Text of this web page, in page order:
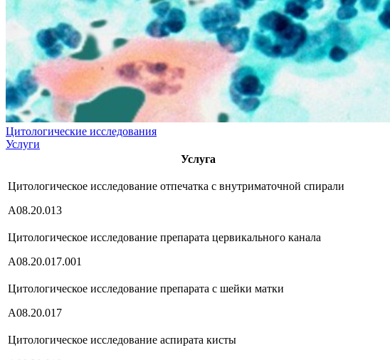
Цитологические исследования
Услуги
Услуга
Цитологическое исследование отпечатка с внутриматочной спирали
А08.20.013
Цитологическое исследование препарата цервикального канала
А08.20.017.001
Цитологическое исследование препарата с шейки матки
А08.20.017
Цитологическое исследование аспирата кисты